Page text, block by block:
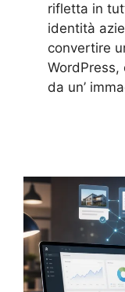
rifletta in
identità
convertire
da un’